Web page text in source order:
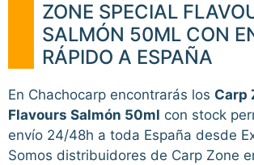
ZONE SPECIAL
SALMÓN 50ML CON
RÁPIDO A ESPAÑA
En Chachocarp encontrarás los Carp
Flavours Salmón 50ml con stock
envío 24/48h a toda España desde
Somos distribuidores de Carp Zone